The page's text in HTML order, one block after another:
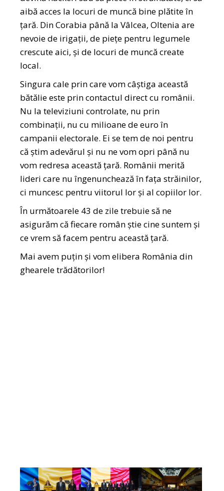
aibă acces la locuri de muncă bine plătite în
țară. Din Corabia până la Vâlcea, Oltenia are
nevoie de irigații, de piețe pentru legumele
crescute aici, și de locuri de muncă create
local.
Singura cale prin care vom câștiga această
bătălie este prin contactul direct cu românii.
Nu la televiziuni controlate, nu prin
combinații, nu cu milioane de euro în
campanii electorale. Ei se tem de noi pentru
că știm adevărul și nu ne vom opri până nu
vom redresa această țară. Românii merită
lideri care nu îngenunchează în fața străinilor,
ci muncesc pentru viitorul lor și al copiilor lor.
În următoarele 43 de zile trebuie să ne
asigurăm că fiecare român știe cine suntem și
ce vrem să facem pentru această țară.
Mai avem puțin și vom elibera România din
ghearele trădătorilor!